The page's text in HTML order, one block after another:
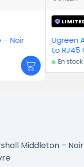
Aliminium USB 3.0
Middleton – Noir